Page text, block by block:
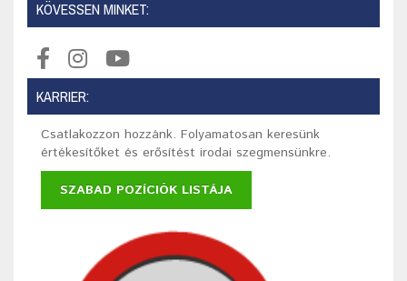
KÖVESSEN MINKET:
KARRIER:
Csatlakozzon hozzánk. Folyamatosan keresünk
értékesítőket és erősítést irodai szegmensünkre.
SZABAD POZÍCIÓK LISTÁJA